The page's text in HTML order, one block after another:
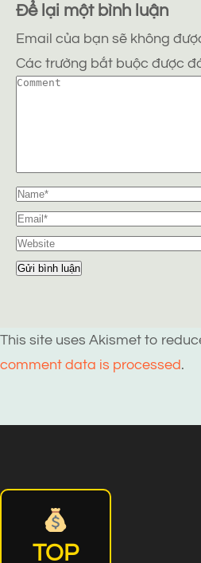
Để lại một bình luận
Email của bạn sẽ không
Các trường bắt buộc được
This site uses Akismet to
comment data is processed.
TOP